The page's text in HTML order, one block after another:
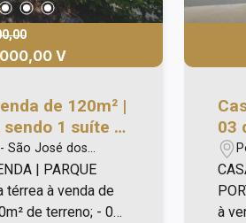
V
de 120m² |
1 suíte e
| Parque
dos
São José dos
| PARQUE
de terreno; - 03
03
e
à